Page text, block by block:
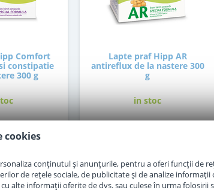
Comfort
constipatie
300 g
Lei
in cos
Lapte praf Hipp AR
antireflux de la nastere 300
g
in stoc
Adauga in cos
cookies
conținutul și anunțurile, pentru a oferi funcții de
de rețele sociale, de publicitate și de analize
alte informații oferite de dvs. sau culese în urma folosirii